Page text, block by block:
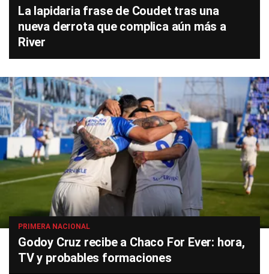
La lapidaria frase de Coudet tras una
nueva derrota que complica aún más a
River
PRIMERA NACIONAL
Godoy Cruz recibe a Chaco For Ever: hora,
TV y probables formaciones